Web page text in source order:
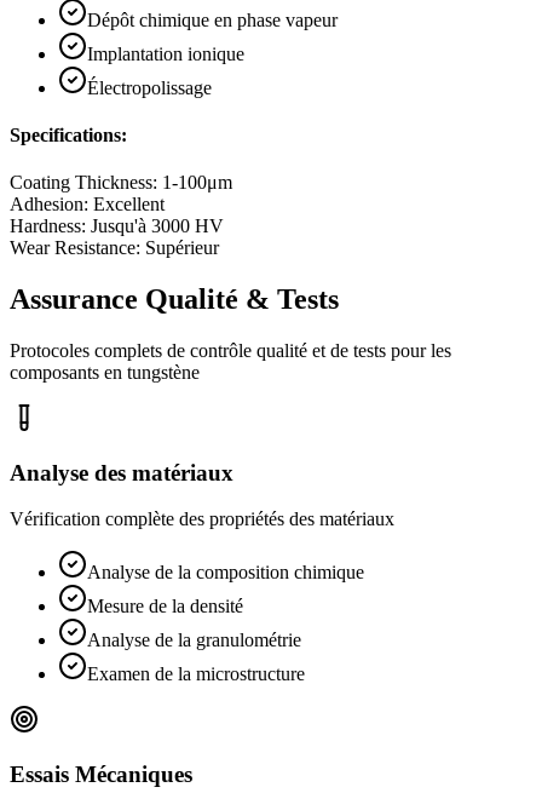
Dépôt chimique en phase vapeur
Implantation ionique
Électropolissage
Specifications:
Coating Thickness: 1-100μm
Adhesion: Excellent
Hardness: Jusqu'à 3000 HV
Wear Resistance: Supérieur
Assurance Qualité & Tests
Protocoles complets de contrôle qualité et de tests pour les
composants en tungstène
Analyse des matériaux
Vérification complète des propriétés des matériaux
Analyse de la composition chimique
Mesure de la densité
Analyse de la granulométrie
Examen de la microstructure
Essais Mécaniques